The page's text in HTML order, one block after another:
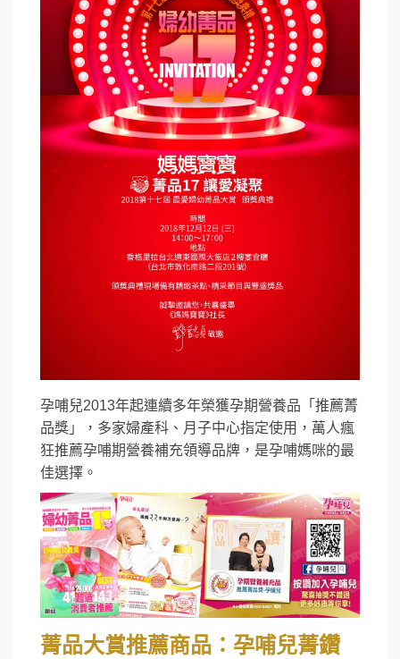
孕哺兒2013年起連續多年榮獲孕期營養品「推薦菁
品獎」，多家婦產科、月子中心指定使用，萬人瘋
狂推薦孕哺期營養補充領導品牌，是孕哺媽咪的最
佳選擇。
菁品大賞推薦商品：孕哺兒菁鑽